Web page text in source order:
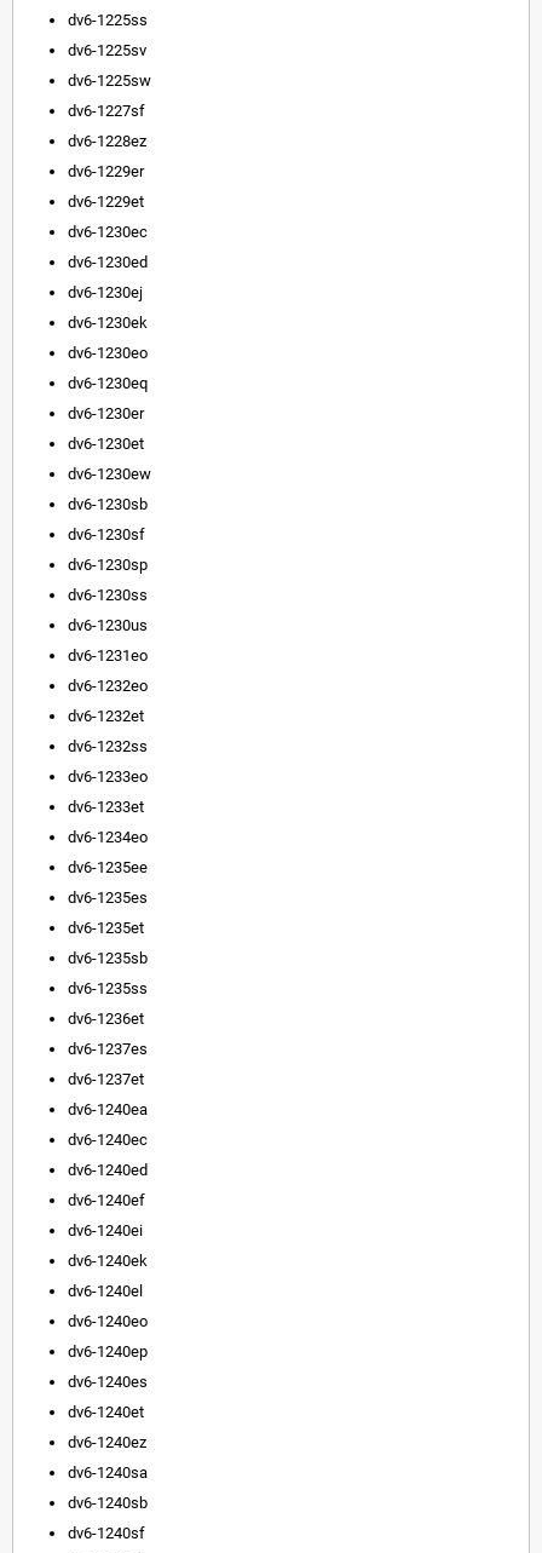
dv6-1225ss
dv6-1225sv
dv6-1225sw
dv6-1227sf
dv6-1228ez
dv6-1229er
dv6-1229et
dv6-1230ec
dv6-1230ed
dv6-1230ej
dv6-1230ek
dv6-1230eo
dv6-1230eq
dv6-1230er
dv6-1230et
dv6-1230ew
dv6-1230sb
dv6-1230sf
dv6-1230sp
dv6-1230ss
dv6-1230us
dv6-1231eo
dv6-1232eo
dv6-1232et
dv6-1232ss
dv6-1233eo
dv6-1233et
dv6-1234eo
dv6-1235ee
dv6-1235es
dv6-1235et
dv6-1235sb
dv6-1235ss
dv6-1236et
dv6-1237es
dv6-1237et
dv6-1240ea
dv6-1240ec
dv6-1240ed
dv6-1240ef
dv6-1240ei
dv6-1240ek
dv6-1240el
dv6-1240eo
dv6-1240ep
dv6-1240es
dv6-1240et
dv6-1240ez
dv6-1240sa
dv6-1240sb
dv6-1240sf